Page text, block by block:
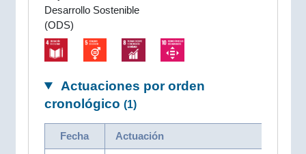
Desarrollo Sostenible
(ODS)
Actuaciones por orden
cronológico (1)
Fecha Actuación